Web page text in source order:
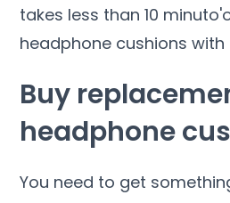
takes less than 10
headphone cushions with
Buy
headphone
You need to get